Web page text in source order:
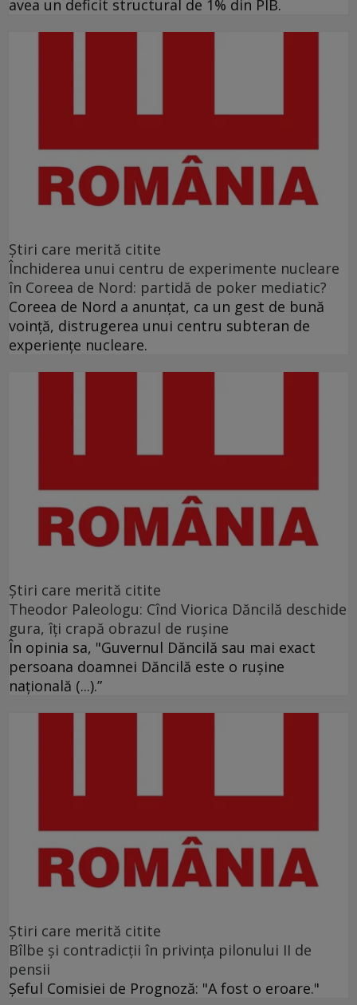
avea un deficit structural de 1% din PIB.
Ştiri care merită citite
Închiderea unui centru de experimente nucleare
în Coreea de Nord: partidă de poker mediatic?
Coreea de Nord a anunţat, ca un gest de bună
voinţă, distrugerea unui centru subteran de
experienţe nucleare.
Ştiri care merită citite
Theodor Paleologu: Cînd Viorica Dăncilă deschide
gura, îţi crapă obrazul de ruşine
În opinia sa, "Guvernul Dăncilă sau mai exact
persoana doamnei Dăncilă este o ruşine
naţională (...).”
Ştiri care merită citite
Bîlbe și contradicții în privința pilonului II de
pensii
Șeful Comisiei de Prognoză: "A fost o eroare."